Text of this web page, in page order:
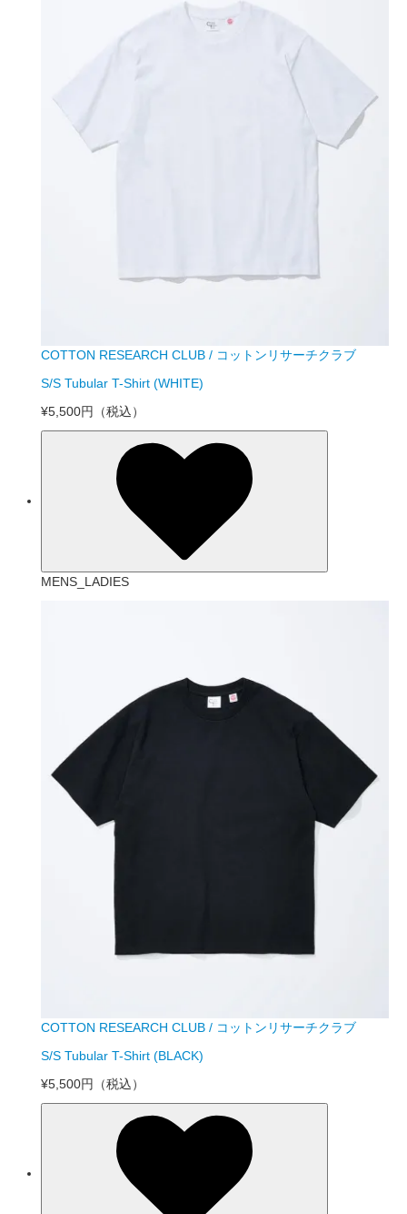
COTTON RESEARCH CLUB / コットンリサーチクラブ
S/S Tubular T-Shirt (WHITE)
¥5,500円
（税込）
MENS_LADIES
COTTON RESEARCH CLUB / コットンリサーチクラブ
S/S Tubular T-Shirt (BLACK)
¥5,500円
（税込）